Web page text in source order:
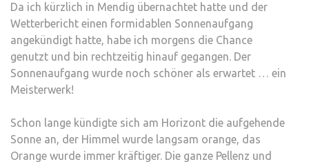
Da ich kürzlich in Mendig übernachtet hatte und der
Wetterbericht einen formidablen Sonnenaufgang
angekündigt hatte, habe ich morgens die Chance
genutzt und bin rechtzeitig hinauf gegangen. Der
Sonnenaufgang wurde noch schöner als erwartet … ein
Meisterwerk!
Schon lange kündigte sich am Horizont die aufgehende
Sonne an, der Himmel wurde langsam orange, das
Orange wurde immer kräftiger. Die ganze Pellenz und